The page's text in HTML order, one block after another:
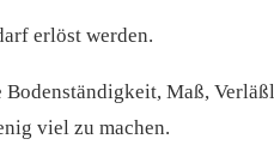
erlöst werden.
Maß,
viel zu machen.